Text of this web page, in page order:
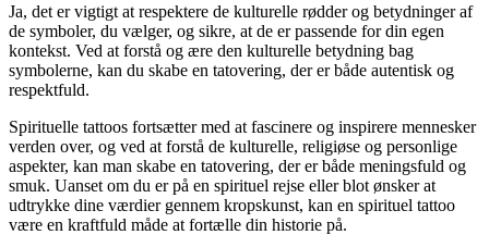
Ja, det er vigtigt at respektere de kulturelle rødder og betydninger af
de symboler, du vælger, og sikre, at de er passende for din egen
kontekst. Ved at forstå og ære den kulturelle betydning bag
symbolerne, kan du skabe en tatovering, der er både autentisk og
respektfuld.
Spirituelle tattoos fortsætter med at fascinere og inspirere mennesker
verden over, og ved at forstå de kulturelle, religiøse og personlige
aspekter, kan man skabe en tatovering, der er både meningsfuld og
smuk. Uanset om du er på en spirituel rejse eller blot ønsker at
udtrykke dine værdier gennem kropskunst, kan en spirituel tattoo
være en kraftfuld måde at fortælle din historie på.